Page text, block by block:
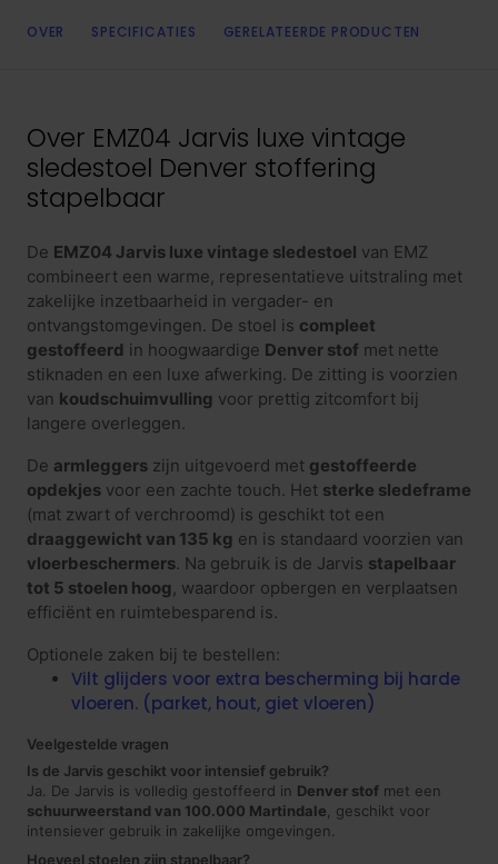
OVER SPECIFICATIES GERELATEERDE PRODUCTEN
Over EMZ04 Jarvis luxe vintage
sledestoel Denver stoffering
stapelbaar
De EMZ04 Jarvis luxe vintage sledestoel van EMZ
combineert een warme, representatieve uitstraling met
zakelijke inzetbaarheid in vergader- en
ontvangstomgevingen. De stoel is compleet
gestoffeerd in hoogwaardige Denver stof met nette
stiknaden en een luxe afwerking. De zitting is voorzien
van koudschuimvulling voor prettig zitcomfort bij
langere overleggen.
De armleggers zijn uitgevoerd met gestoffeerde
opdekjes voor een zachte touch. Het sterke sledeframe
(mat zwart of verchroomd) is geschikt tot een
draaggewicht van 135 kg en is standaard voorzien van
vloerbeschermers . Na gebruik is de Jarvis stapelbaar
tot 5 stoelen hoog , waardoor opbergen en verplaatsen
efficiënt en ruimtebesparend is.
Optionele zaken bij te bestellen:
Vilt glijders voor extra bescherming bij harde
vloeren. (parket, hout, giet vloeren)
Veelgestelde vragen
Is de Jarvis geschikt voor intensief gebruik?
Ja. De Jarvis is volledig gestoffeerd in Denver stof met een
schuurweerstand van 100.000 Martindale , geschikt voor
intensiever gebruik in zakelijke omgevingen.
Hoeveel stoelen zijn stapelbaar?